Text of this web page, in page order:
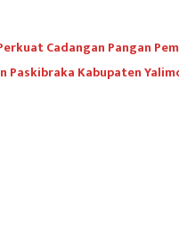
Cadangan Pangan
Paskibraka Kabupaten